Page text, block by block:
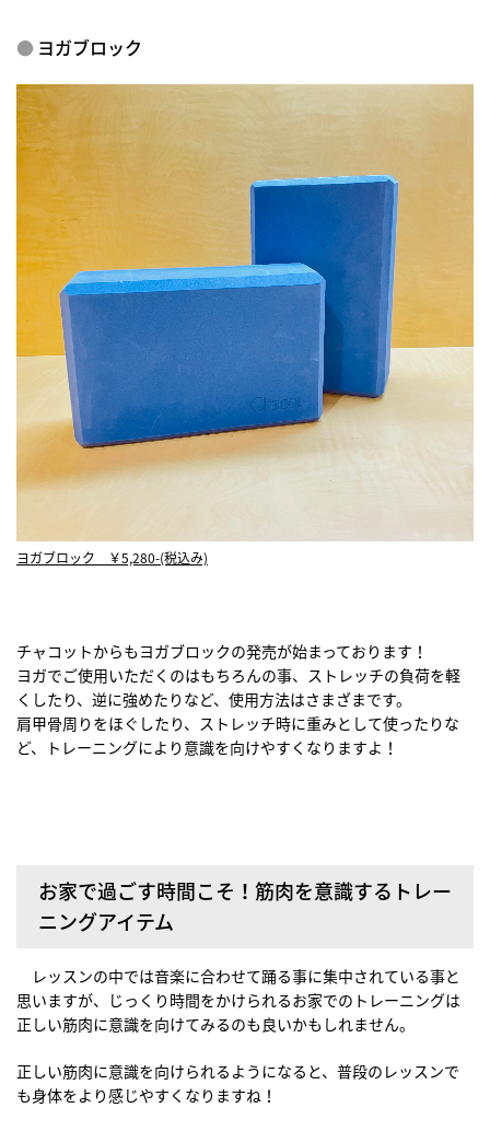
ヨガブロック
ヨガブロック ￥5,280-(税込み)
チャコットからもヨガブロックの発売が始まっております！
ヨガでご使用いただくのはもちろんの事、ストレッチの負荷を軽
くしたり、逆に強めたりなど、使用方法はさまざまです。
肩甲骨周りをほぐしたり、ストレッチ時に重みとして使ったりな
ど、トレーニングにより意識を向けやすくなりますよ！
お家で過ごす時間こそ！筋肉を意識するトレー
ニングアイテム
レッスンの中では音楽に合わせて踊る事に集中されている事と
思いますが、じっくり時間をかけられるお家でのトレーニングは
正しい筋肉に意識を向けてみるのも良いかもしれません。
正しい筋肉に意識を向けられるようになると、普段のレッスンで
も身体をより感じやすくなりますね！